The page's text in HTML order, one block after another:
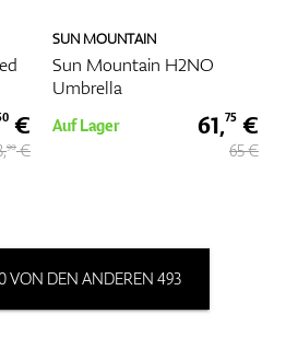
€
90€
SUN MOUNTAIN
Sun Mountain H2NO
Umbrella
Auf Lager 61,75 €
65 €
VON DEN ANDEREN 493